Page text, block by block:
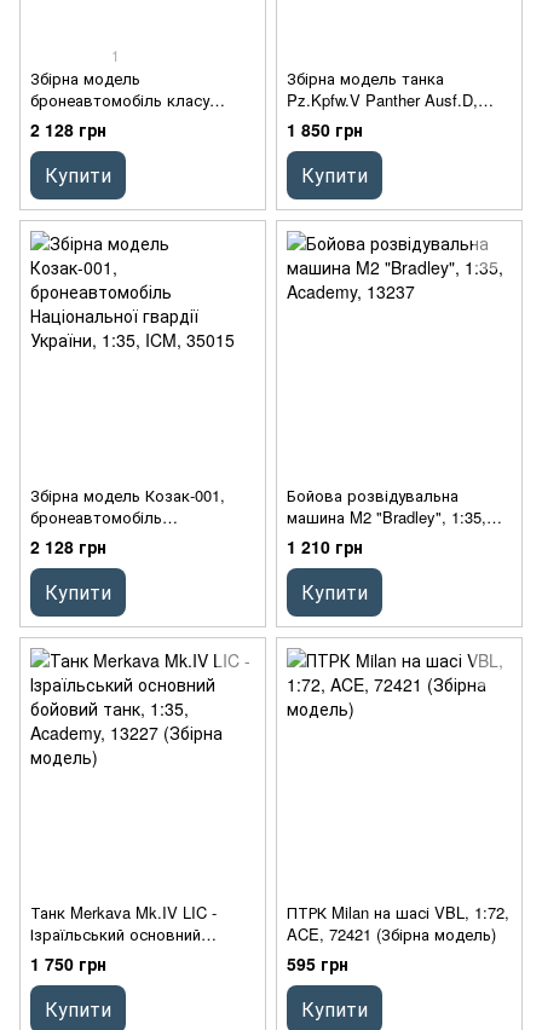
1
Збірна модель
бронеавтомобіль класу
MRAP “Козак-2”, 1:35, ICM,
35014
2 128 грн
Купити
Збірна модель танка
Pz.Kpfw.V Panther Ausf.D,
1:35, ICM, 35361
1 850 грн
Купити
Збірна модель Козак-001,
бронеавтомобіль
Національної гвардії України,
1:35, ICM, 35015
2 128 грн
Купити
Бойова розвідувальна
машина M2 "Bradley", 1:35,
Academy, 13237
1 210 грн
Купити
Танк Merkava Mk.IV LIC -
Ізраїльський основний
бойовий танк, 1:35, Academy,
13227 (Збірна модель)
1 750 грн
Купити
ПТРК Milan на шасі VBL, 1:72,
ACE, 72421 (Збірна модель)
595 грн
Купити